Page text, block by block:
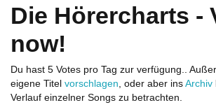
Die Hörercharts -
now!
Du hast 5 Votes pro Tag zur verfügung..
eigene Titel vorschlagen, oder aber ins Archiv
Verlauf einzelner Songs zu betrachten.